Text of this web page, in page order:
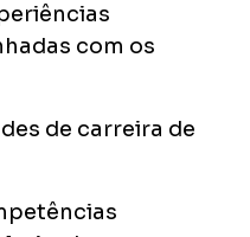
com os
de carreira de